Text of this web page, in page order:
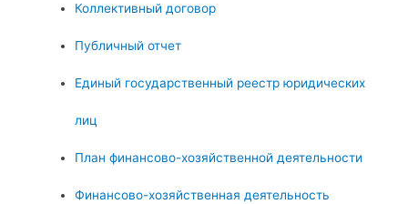
Коллективный договор
Публичный отчет
Единый государственный реестр юридических
лиц
План финансово-хозяйственной деятельности
Финансово-хозяйственная деятельность